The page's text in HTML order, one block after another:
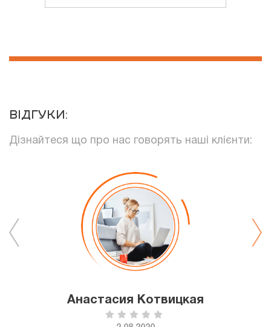
ВІДГУКИ:
Дізнайтеся що про нас говорять наші клієнти:
Анастасия Котвицкая